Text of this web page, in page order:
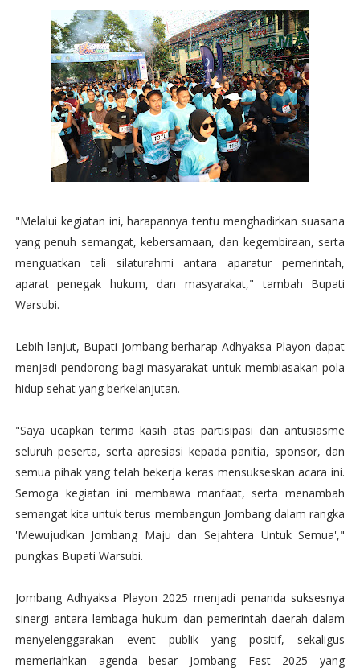
"Melalui kegiatan ini, harapannya tentu menghadirkan suasana
yang penuh semangat, kebersamaan, dan kegembiraan, serta
menguatkan tali silaturahmi antara aparatur pemerintah,
aparat penegak hukum, dan masyarakat," tambah Bupati
Warsubi.
Lebih lanjut, Bupati Jombang berharap Adhyaksa Playon dapat
menjadi pendorong bagi masyarakat untuk membiasakan pola
hidup sehat yang berkelanjutan.
"Saya ucapkan terima kasih atas partisipasi dan antusiasme
seluruh peserta, serta apresiasi kepada panitia, sponsor, dan
semua pihak yang telah bekerja keras mensukseskan acara ini.
Semoga kegiatan ini membawa manfaat, serta menambah
semangat kita untuk terus membangun Jombang dalam rangka
'Mewujudkan Jombang Maju dan Sejahtera Untuk Semua',"
pungkas Bupati Warsubi.
Jombang Adhyaksa Playon 2025 menjadi penanda suksesnya
sinergi antara lembaga hukum dan pemerintah daerah dalam
menyelenggarakan event publik yang positif, sekaligus
memeriahkan agenda besar Jombang Fest 2025 yang